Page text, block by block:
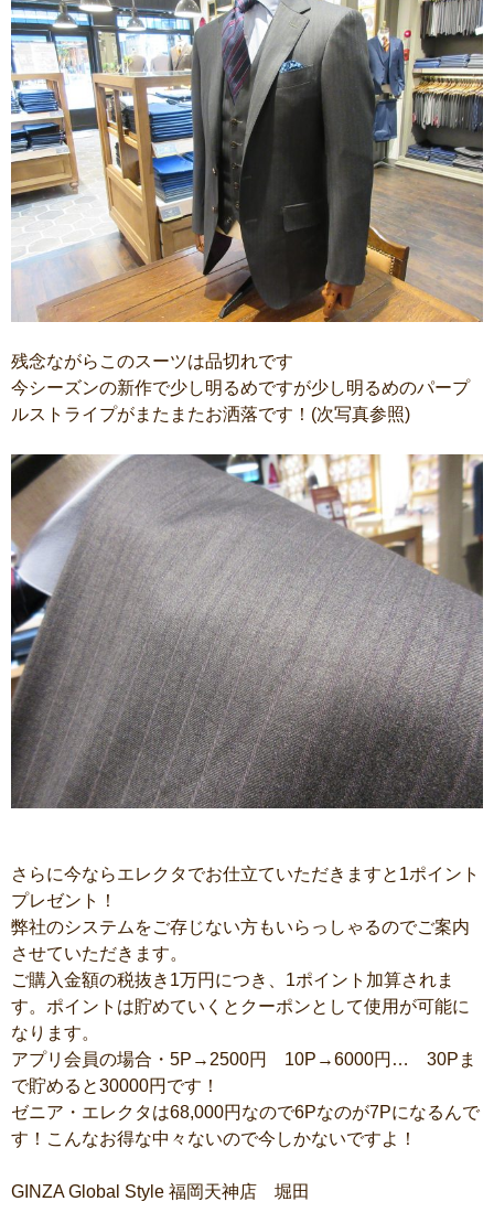
残念ながらこのスーツは品切れです
今シーズンの新作で少し明るめですが少し明るめのパープ
ルストライプがまたまたお洒落です！(次写真参照)
さらに今ならエレクタでお仕立ていただきますと1ポイント
プレゼント！
弊社のシステムをご存じない方もいらっしゃるのでご案内
させていただきます。
ご購入金額の税抜き1万円につき、1ポイント加算されま
す。ポイントは貯めていくとクーポンとして使用が可能に
なります。
アプリ会員の場合・5P→2500円 10P→6000円… 30Pま
で貯めると30000円です！
ゼニア・エレクタは68,000円なので6Pなのが7Pになるんで
す！こんなお得な中々ないので今しかないですよ！
GINZA Global Style 福岡天神店 堀田